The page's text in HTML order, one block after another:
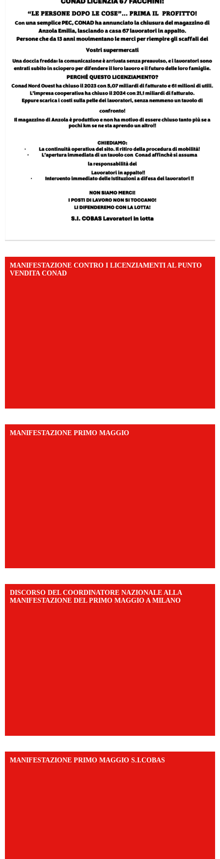
MANIFESTAZIONE CONTRO I LICENZIAMENTI AL PUNTO
VENDITA CONAD
MANIFESTAZIONE PRIMO MAGGIO
DISCORSO DEL COORDINATORE NAZIONALE ALLA
MANIFESTAZIONE DEL PRIMO MAGGIO A MILANO
MANIFESTAZIONE PRIMO MAGGIO S.I.COBAS